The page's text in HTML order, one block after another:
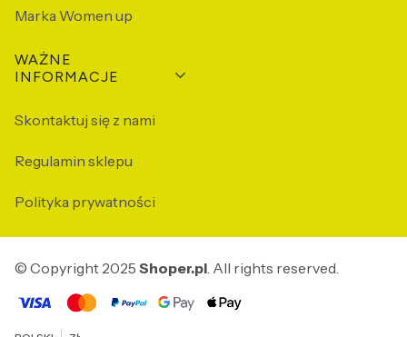
Marka Women up
WAŻNE
INFORMACJE
Skontaktuj się z nami
Regulamin sklepu
Polityka prywatności
© Copyright 2025 Shoper.pl. All rights reserved.